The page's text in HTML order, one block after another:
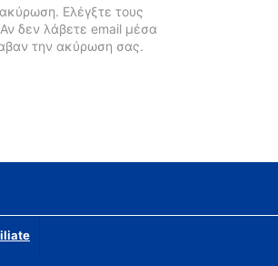
Ελέγξτε τους
δεν λάβετε email μέσα
την ακύρωση σας.